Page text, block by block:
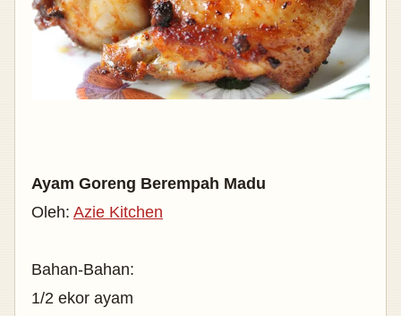
Ayam Goreng Berempah Madu
Oleh: Azie Kitchen
Bahan-Bahan:
1/2 ekor ayam